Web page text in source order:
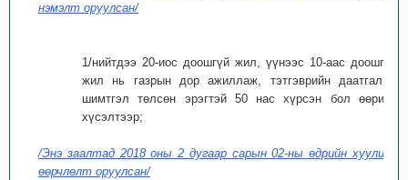
нэмэлт оруулсан/
1/нийтдээ 20-иос доошгүй жил, үүнээс 10-аас доошгүй
жил нь газрын дор ажиллаж, тэтгэврийн даатгалын
шимтгэл төлсөн эрэгтэй 50 нас хүрсэн бол өөрийн
хүсэлтээр;
/Энэ заалтад 2018 оны 2 дугаар сарын 02-ны өдрийн хуулиар
өөрчлөлт оруулсан/